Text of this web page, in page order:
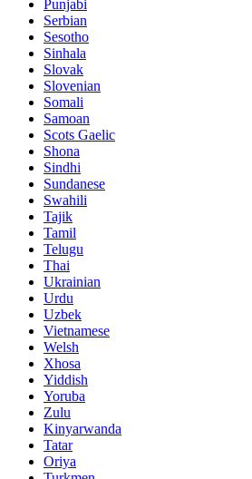
Punjabi
Serbian
Sesotho
Sinhala
Slovak
Slovenian
Somali
Samoan
Scots Gaelic
Shona
Sindhi
Sundanese
Swahili
Tajik
Tamil
Telugu
Thai
Ukrainian
Urdu
Uzbek
Vietnamese
Welsh
Xhosa
Yiddish
Yoruba
Zulu
Kinyarwanda
Tatar
Oriya